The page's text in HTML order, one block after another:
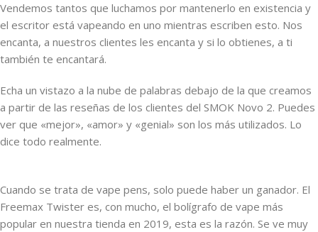
Vendemos tantos que luchamos por mantenerlo en existencia y
el escritor está vapeando en uno mientras escriben esto. Nos
encanta, a nuestros clientes les encanta y si lo obtienes, a ti
también te encantará.
Echa un vistazo a la nube de palabras debajo de la que creamos
a partir de las reseñas de los clientes del SMOK Novo 2. Puedes
ver que «mejor», «amor» y «genial» son los más utilizados. Lo
dice todo realmente.
Cuando se trata de vape pens, solo puede haber un ganador. El
Freemax Twister es, con mucho, el bolígrafo de vape más
popular en nuestra tienda en 2019, esta es la razón. Se ve muy